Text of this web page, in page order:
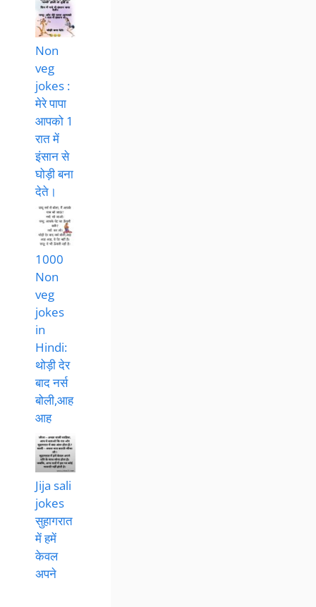
Non
veg
jokes :
मेरे पापा
आपको 1
रात में
इंसान से
घोड़ी बना
देते।
1000
Non
veg
jokes
in
Hindi:
थोड़ी देर
बाद नर्स
बोली,आह
आह
Jija sali
jokes
सुहागरात
में हमें
केवल
अपने